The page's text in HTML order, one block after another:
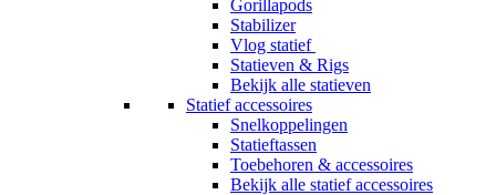
Gorillapods
Stabilizer
Vlog statief
Statieven & Rigs
Bekijk alle statieven
Statief accessoires
Snelkoppelingen
Statieftassen
Toebehoren & accessoires
Bekijk alle statief accessoires